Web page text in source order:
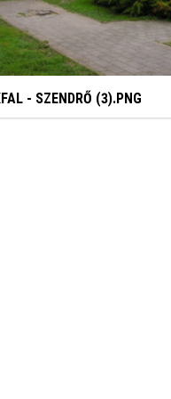
- SZENDRŐ (3).PNG